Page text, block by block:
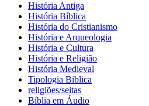
História Antiga
História Bíblica
História do Cristianismo
História e Arqueologia
História e Cultura
História e Religião
História Medieval
Tipologia Biblica
religiões/seitas
Bíblia em Áudio